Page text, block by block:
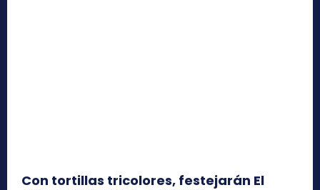
Con tortillas tricolores, festejarán El